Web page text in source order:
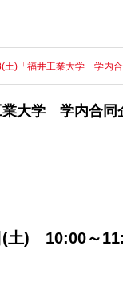
)「福井工業大学 学内合同企業
業大学 学内合同
(土) 10:00～